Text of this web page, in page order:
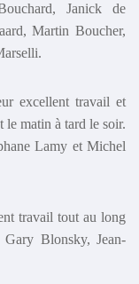
Janick de
Martin Boucher,
excellent travail et
le matin à tard le soir.
Lamy et Michel
travail tout au long
Blonsky, Jean-